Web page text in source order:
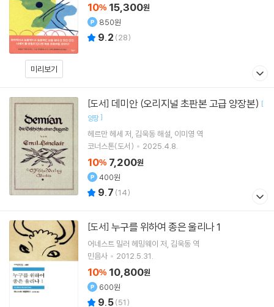
미리보기
10% 15,300원
850원
9.2 (28)
[도서] 데미안 (오리지널 초판본 고급 양장본) [
양장]
헤르만 헤세 저 김욱동해설 이미영 역
코너스톤(도서)
2025.4.8.
10% 7,200원
400원
9.7 (14)
[도서] 누구를 위하여 종은 울리나 1
어네스트 밀러 헤밍웨이 저 김욱동 역
민음사
2012.5.31.
10% 10,800원
600원
9.5(51)